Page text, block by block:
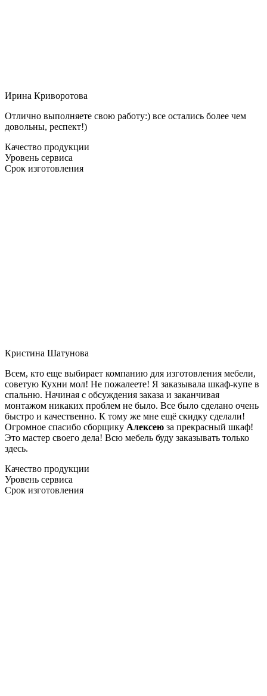
Ирина Криворотова
Отлично выполняете свою работу:) все остались более чем
довольны, респект!)
Качество продукции
Уровень сервиса
Срок изготовления
Кристина Шатунова
Всем, кто еще выбирает компанию для изготовления мебели,
советую Кухни мол! Не пожалеете! Я заказывала шкаф-купе в
спальню. Начиная с обсуждения заказа и заканчивая
монтажом никаких проблем не было. Все было сделано очень
быстро и качественно. К тому же мне ещё скидку сделали!
Огромное спасибо сборщику Алексею за прекрасный шкаф!
Это мастер своего дела! Всю мебель буду заказывать только
здесь.
Качество продукции
Уровень сервиса
Срок изготовления